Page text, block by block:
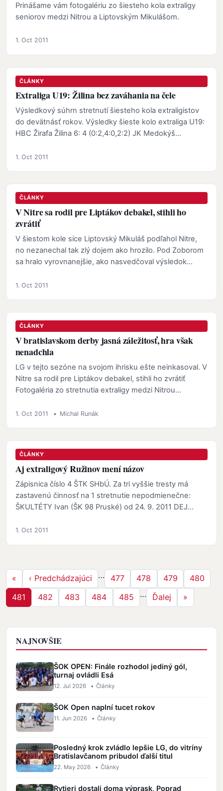
Prinášame vám fotogalériu zo šiesteho kola extraligy
seniorov medzi Nitrou a Liptovským Mikulášom.
1. Oct 2011
ČLÁNKY
Extraliga U19: Žilina bez zaváhania na čele
Výsledkový súhrn stretnutí šiesteho kola extraligistov
do devätnásť rokov. Výsledky šieste kolo extraliga U19:
HBC Žirafa Žilina 6: 4 (0:2,4:0,2:2) JK Medokýš…
1. Oct 2011
ČLÁNKY
V Nitre sa rodil pre Liptákov debakel, stihli ho
zvrátiť
V šiestom kole síce Liptovský Mikuláš podľahol Nitre,
no nezanechal tak zlý dojem ako hrozilo. Pod Zoborom
sa hralo vyrovnanejšie, ako nasvedčoval výsledok…
1. Oct 2011
ČLÁNKY
V bratislavskom derby jasná záležitosť, hra však
nenadchla
LG v tejto sezóne na svojom ihrisku ešte neinkasoval. V
Nitre sa rodil pre Liptákov debakel, stihli ho zvrátiť
Fotogaléria zo stretnutia extraligy medzi Nitrou…
1. Oct 2011 • Michal Runák
ČLÁNKY
Aj extraligový Ružinov mení názov
Zápisnica číslo 4 ŠTK SHbÚ. Za tri vyššie tresty má
zastavenú činnosť na 1 stretnutie nepodmienečne:
ŠKULTÉTY Ivan (ŠK 98 Pruské) od 24. 9. 2011 DEJ
1. Oct 2011
Prvá strana
« Predchádzajúca strana
‹ Predchádzajúci … Strana
477 Strana
478 Strana
479 Strana
480
Strana
481 Strana
482 Strana
483 Strana
484 Strana
485 … Ďalšia strana
Ďalej Posledná
»
NAJNOVŠIE
ŠOK OPEN: Finále rozhodol jediný gól,
turnaj ovládli Esá
12. Jul 2026 • Články
ŠOK Open naplní tucet rokov
11. Jun 2026 • Články
Posledný krok zvládlo lepšie LG, do vitríny
Bratislavčanom pribudol ďalší titul
22. May 2026 • Články
Rytieri dostali doma výprask, Poprad